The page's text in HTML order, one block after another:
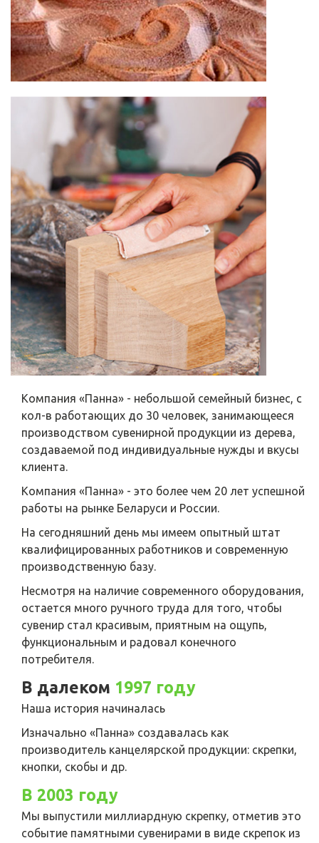
Компания «Панна» - небольшой семейный бизнес, с
кол-в работающих до 30 человек, занимающееся
производством сувенирной продукции из дерева,
создаваемой под индивидуальные нужды и вкусы
клиента.
Компания «Панна» - это более чем 20 лет успешной
работы на рынке Беларуси и России.
На сегодняшний день мы имеем опытный штат
квалифицированных работников и современную
производственную базу.
Несмотря на наличие современного оборудования,
остается много ручного труда для того, чтобы
сувенир стал красивым, приятным на ощупь,
функциональным и радовал конечного
потребителя.
В далеком 1997 году
Наша история начиналась
Изначально «Панна» создавалась как
производитель канцелярской продукции: скрепки,
кнопки, скобы и др.
В 2003 году
Мы выпустили миллиардную скрепку, отметив это
событие памятными сувенирами в виде скрепок из